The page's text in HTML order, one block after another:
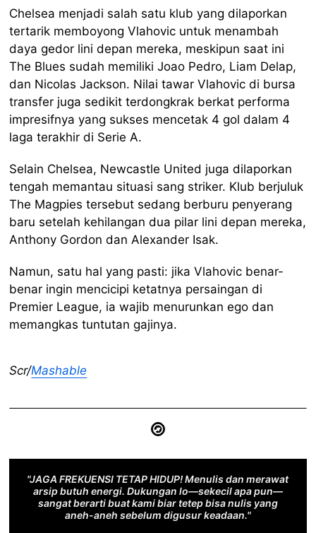
Chelsea menjadi salah satu klub yang dilaporkan
tertarik memboyong Vlahovic untuk menambah
daya gedor lini depan mereka, meskipun saat ini
The Blues sudah memiliki Joao Pedro, Liam Delap,
dan Nicolas Jackson. Nilai tawar Vlahovic di bursa
transfer juga sedikit terdongkrak berkat performa
impresifnya yang sukses mencetak 4 gol dalam 4
laga terakhir di Serie A.
Selain Chelsea, Newcastle United juga dilaporkan
tengah memantau situasi sang striker. Klub berjuluk
The Magpies tersebut sedang berburu penyerang
baru setelah kehilangan dua pilar lini depan mereka,
Anthony Gordon dan Alexander Isak.
Namun, satu hal yang pasti: jika Vlahovic benar-
benar ingin mencicipi ketatnya persaingan di
Premier League, ia wajib menurunkan ego dan
memangkas tuntutan gajinya.
Scr/Mashable
"JAGA FREKUENSI TETAP HIDUP! Menulis dan merawat
arsip butuh energi. Dukungan lo—sekecil apa pun—
sangat berarti buat kami biar tetep bisa nulis yang
aneh-aneh sebelum digusur keadaan."